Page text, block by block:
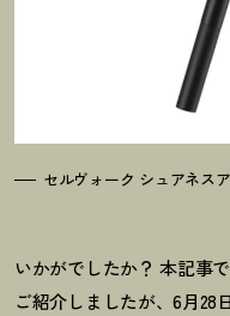
セルヴォーク シュアネス
いかがでしたか？ 本記事
ご紹介しましたが、6月28